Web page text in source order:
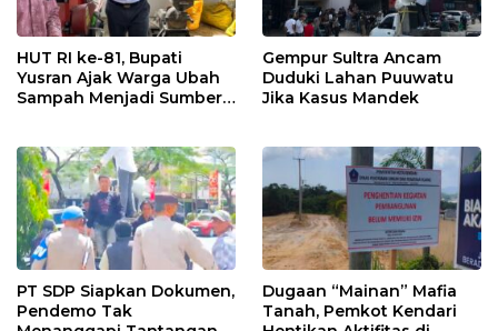
HUT RI ke-81, Bupati
Yusran Ajak Warga Ubah
Sampah Menjadi Sumber
Gempur Sultra Ancam
Duduki Lahan Puuwatu
Jika Kasus Mandek
PT SDP Siapkan Dokumen,
Pendemo Tak
Dugaan “Mainan” Mafia
Tanah, Pemkot Kendari